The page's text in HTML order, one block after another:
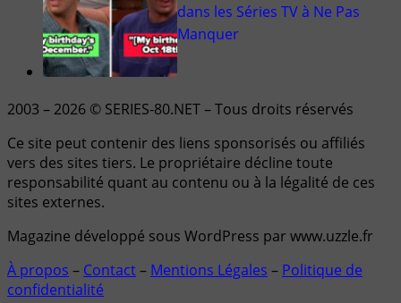
dans les Séries TV à Ne Pas
Manquer
2003 – 2026 © SERIES-80.NET – Tous droits réservés
Ce site peut contenir des liens sponsorisés ou affiliés
vers des sites tiers. Le propriétaire décline toute
responsabilité quant au contenu ou à la légalité de ces
sites externes.
Magazine développé sous WordPress par www.uzzle.fr
À propos – Contact– Mentions Légales – Politique de
confidentialité